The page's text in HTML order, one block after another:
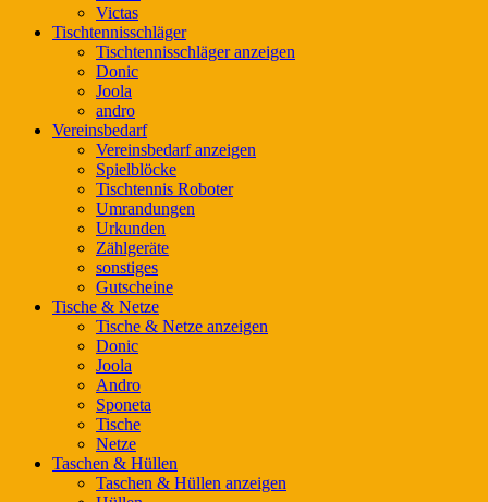
Victas
Tischtennisschläger
Tischtennisschläger anzeigen
Donic
Joola
andro
Vereinsbedarf
Vereinsbedarf anzeigen
Spielblöcke
Tischtennis Roboter
Umrandungen
Urkunden
Zählgeräte
sonstiges
Gutscheine
Tische & Netze
Tische & Netze anzeigen
Donic
Joola
Andro
Sponeta
Tische
Netze
Taschen & Hüllen
Taschen & Hüllen anzeigen